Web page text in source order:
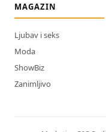
MAGAZIN
Ljubav i seks
Moda
ShowBiz
Zanimljivo